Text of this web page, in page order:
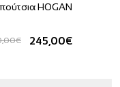
HOGAN
245,00€